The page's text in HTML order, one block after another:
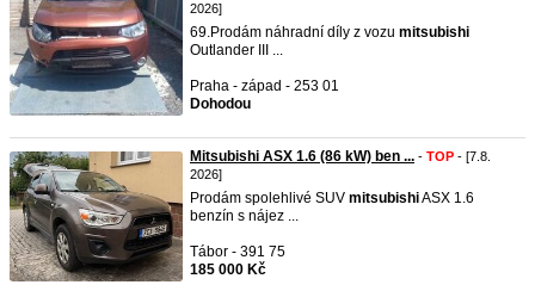
2026]
69.Prodám náhradní díly z vozu mitsubishi
Outlander III ...
Praha - západ - 253 01
Dohodou
Mitsubishi ASX 1.6 (86 kW) ben ... - TOP - [7.8.
2026]
Prodám spolehlivé SUV mitsubishiASX 1.6
benzín s nájez ...
Tábor - 391 75
185 000 Kč